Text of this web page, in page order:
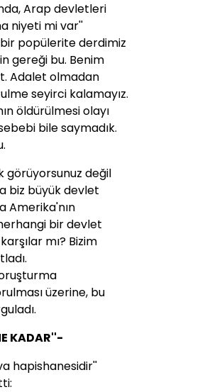
Arap devletleri
niyeti mi var''
bir popülerite derdimiz
gereği bu. Benim
Adalet olmadan
seyirci kalamayız.
öldürülmesi olayı
bile saymadık.
görüyorsunuz değil
biz büyük devlet
Amerika'nın
bir devlet
mı? Bizim
üzerine, bu
KADAR''-
hapishanesidir''